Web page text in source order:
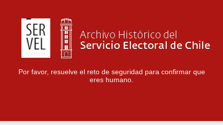
Por favor, resuelve el reto de seguridad para confirmar que
eres humano.